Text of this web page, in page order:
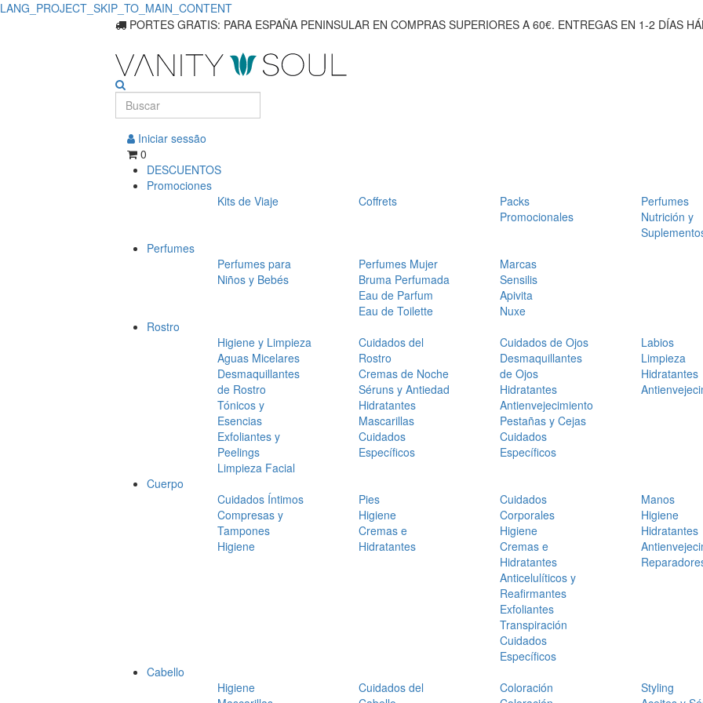
LANG_PROJECT_SKIP_TO_MAIN_CONTENT
PORTES GRATIS: PARA ESPAÑA PENINSULAR EN COMPRAS SUPERIORES A 60€. ENTREGAS EN 1-2 DÍAS
Iniciar sessão
0
DESCUENTOS
Promociones
Kits de Viaje
Coffrets
Packs
Promocionales
Perfumes
Nutrición y
Perfumes
Perfumes para
Niños y Bebés
Perfumes Mujer
Bruma Perfumada
Eau de Parfum
Eau de Toilette
Marcas
Sensilis
Apivita
Nuxe
Rostro
Higiene y Limpieza
Aguas Micelares
Desmaquillantes
de Rostro
Tónicos y
Esencias
Exfoliantes y
Peelings
Limpieza Facial
Cuidados del
Rostro
Cremas de Noche
Séruns y Antiedad
Hidratantes
Mascarillas
Cuidados
Específicos
Cuidados de Ojos
Desmaquillantes
de Ojos
Hidratantes
Antienvejecimiento
Pestañas y Cejas
Cuidados
Específicos
Labios
Limpieza
Hidratantes
Cuerpo
Cuidados Íntimos
Compresas y
Tampones
Higiene
Pies
Higiene
Cremas e
Hidratantes
Cuidados
Corporales
Higiene
Cremas e
Hidratantes
Anticelulíticos y
Reafirmantes
Exfoliantes
Transpiración
Cuidados
Específicos
Manos
Higiene
Hidratantes
Cabello
Higiene
Cuidados del
Coloración
Styling